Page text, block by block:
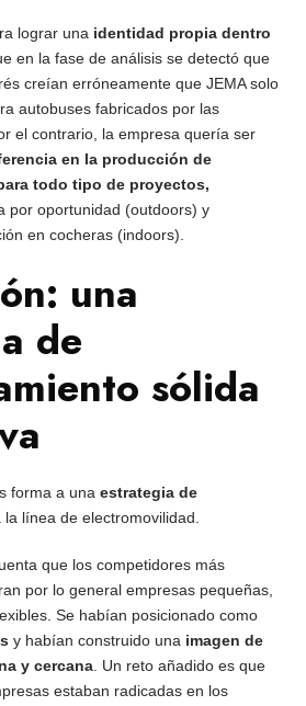
lograr una identidad propia dentro
en la fase de análisis se detectó que
creían erróneamente que JEMA solo
autobuses fabricados por las
el contrario, la empresa quería ser
en la producción de
todo tipo de proyectos,
por oportunidad (outdoors) y
en cocheras (indoors).
una
de
sólida
forma a unaestrategia de
la línea de electromovilidad.
que los competidores más
por lo general empresas pequeñas,
Se habían posicionado como
y habían construido una imagen de
y cercana . Un reto añadido es que
estaban radicadas en los